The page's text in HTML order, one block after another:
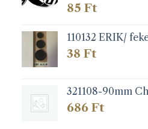
85 Ft
110132 ERIK/
38 Ft
321108-90mm
686 Ft